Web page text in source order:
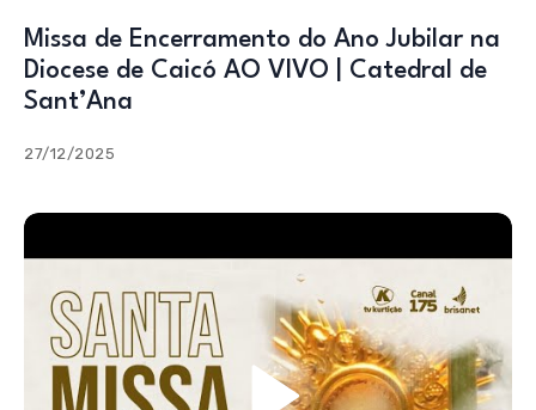
Missa de Encerramento do Ano Jubilar na
Diocese de Caicó AO VIVO | Catedral de
Sant’Ana
27/12/2025